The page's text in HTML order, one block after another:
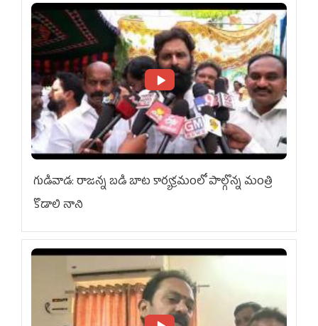
గుడివాడ: రాజన్న బడి బాట కార్యక్రమంలో పాల్గొన్న మంత్రి
కొడాలి నాని